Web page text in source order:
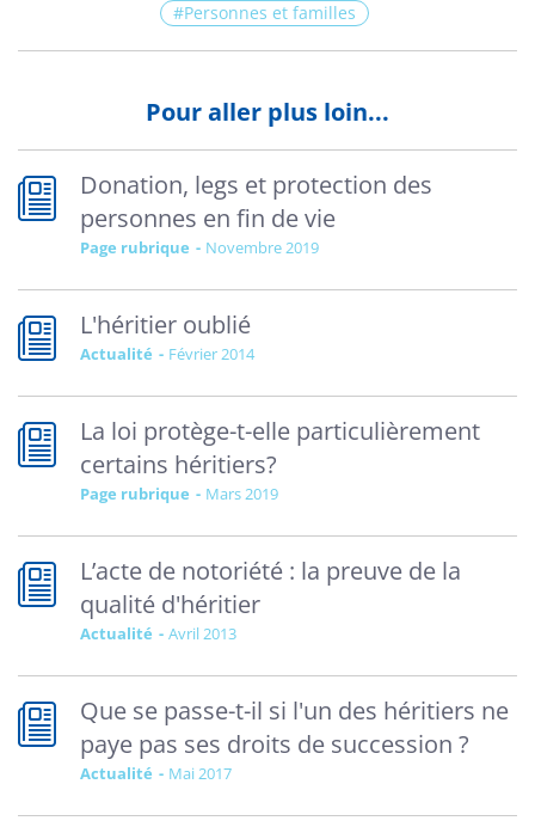
Personnes et familles
Pour aller plus loin...
Donation, legs et protection des
personnes en fin de vie
Page rubrique novembre 2019
L'héritier oublié
Actualité février 2014
La loi protège-t-elle particulièrement
certains héritiers?
Page rubrique mars 2019
L’acte de notoriété : la preuve de la
qualité d'héritier
Actualité avril 2013
Que se passe-t-il si l'un des héritiers ne
paye pas ses droits de succession ?
Actualité mai 2017